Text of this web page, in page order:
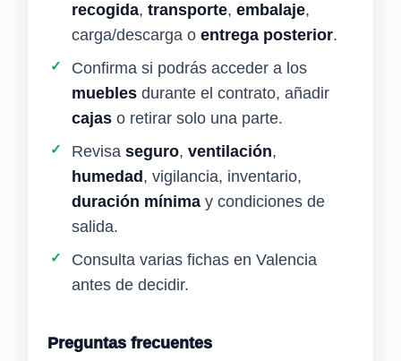
recogida, transporte, embalaje,
carga/descarga o entrega posterior.
✓
Confirma si podrás acceder a los
muebles durante el contrato, añadir
cajas o retirar solo una parte.
✓ Revisa seguro, ventilación,
humedad , vigilancia, inventario,
duración mínima y condiciones de
salida.
✓
Consulta varias fichas en Valencia
antes de decidir.
Preguntas frecuentes